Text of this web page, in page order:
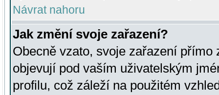
Návrat nahoru
Jak změní svoje zařazení?
Obecně vzato, svoje zařazení přímo
objevují pod vaším uživatelským
profilu, což záleží na použitém